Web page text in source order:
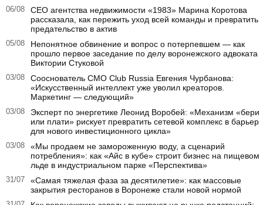
06/08
CEO агентства недвижимости «1983» Марина Коротова
рассказала, как пережить уход всей команды и превратить
предательство в актив
05/08
Непонятное обвинение и вопрос о потерпевшем — как
прошло первое заседание по делу воронежского адвоката
Виктории Стуковой
03/08
Сооснователь CMO Club Russia Евгения Чурбанова:
«Искусственный интеллект уже уволил креаторов.
Маркетинг — следующий»
03/08
Эксперт по энергетике Леонид Воробей: «Механизм «бери
или плати» рискует превратить сетевой комплекс в барьер
для нового инвестиционного цикла»
03/08
«Мы продаем не замороженную воду, а сценарий
потребления»: как «Айс в кубе» строит бизнес на пищевом
льде в индустриальном парке «Перспектива»
31/07
«Самая тяжелая фаза за десятилетие»: как массовые
закрытия ресторанов в Воронеже стали новой нормой